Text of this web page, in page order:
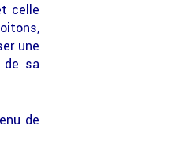
celle
une
de sa
de